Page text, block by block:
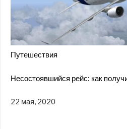
Путешествия
Несостоявшийся рейс: как
22 мая, 2020